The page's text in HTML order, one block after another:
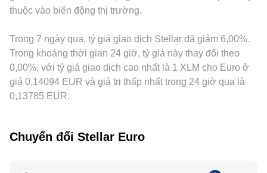
chuyển động của ví lớn trên chuỗi, và hoạt động của tạo lập
mốc thanh khoản, từ đó tác động đến XLM/EUR conversion
rate.
thể lan truyền vào mức niêm yết XLM/EUR. Hoạt động
không thể loại bỏ hoàn toàn do độ trễ khớp lệnh, chi phí
giao dịch, hạn mức rút nạp và ràng buộc pháp lý khác nhau.
thuộc vào biến động thị trường.
Trong 7 ngày qua, tỷ giá giao dịch Stellar đã giảm 6,00%.
Trong khoảng thời gian 24 giờ, tỷ giá này thay đổi theo
0,00%, với tỷ giá giao dịch cao nhất là 1 XLM cho Euro ở
giá 0,14094 EUR và giá trị thấp nhất trong 24 giờ qua là
0,13785 EUR.
Chuyển đổi Stellar Euro